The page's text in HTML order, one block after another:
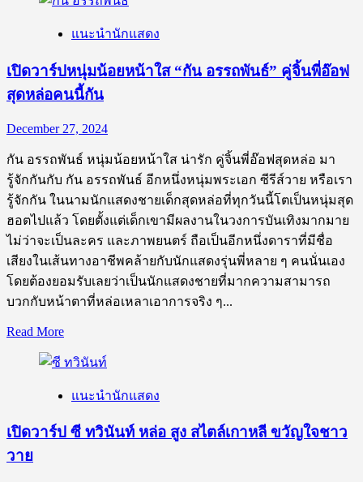
Love
วาร์
หนุ่ม
หล่อ
เท่ห์
แซนต้า
พงศ
ภัค
นัก
แสดง
จาก
ซี
รีย์
ลุ้น
รัก
แนะนำนักแสดง
เปิดวาร์ปหนุ่มน้อยหน้าใส “กัน อรรถพันธ์” คู่จิ้นพี่อ๊อฟ
สุดหล่อคนนี้กัน
December 27, 2024
กัน อรรถพันธ์ หนุ่มน้อยหน้าใส น่ารัก คู่จิ้นพี่อ๊อฟสุดหล่อ มา
รู้จักกันกับ กัน อรรถพันธ์ อีกหนึ่งหนุ่มพระเอก ซีรีส์วาย หรือเรา
รู้จักกัน ในนามนักแสดงชายเด็กสุดหล่อที่ทุกวันนี้โตเป็นหนุ่มสุด
ฮอตไปแล้ว โดยตั้งแต่เด็กเขามีผลงานในวงการบันเทิงมากมาย
ไม่ว่าจะเป็นละคร และภาพยนตร์ ถือเป็นอีกหนึ่งดาราที่มีชื่อ
เสียงในเส้นทางอาชีพคล้ายกับนักแสดงรุ่นพี่หลาย ๆ คนนั่นเอง
โดยต้องยอมรับเลยว่าเป็นนักแสดงชายที่มากความสามารถ
บวกกับหน้าตาที่หล่อเหลาเอาการจริง ๆ...
Read MoreRead
about
วาร์
หนุ่ม
แนะนำนักแสดง
เปิดวาร์ป ซี ทวินันท์ หล่อ สูง สไตล์เกาหลี ขวัญใจชาว
วาย